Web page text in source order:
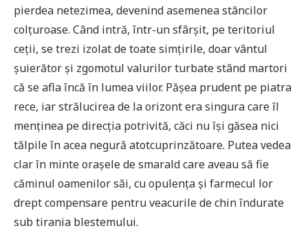
pierdea netezimea, devenind asemenea stâncilor
colțuroase. Când intră, într-un sfârșit, pe teritoriul
ceții, se trezi izolat de toate simțirile, doar vântul
șuierător și zgomotul valurilor turbate stând martori
că se afla încă în lumea viilor. Pășea prudent pe piatra
rece, iar strălucirea de la orizont era singura care îl
menținea pe direcția potrivită, căci nu își găsea nici
tălpile în acea negură atotcuprinzătoare. Putea vedea
clar în minte orașele de smarald care aveau să fie
căminul oamenilor săi, cu opulența și farmecul lor
drept compensare pentru veacurile de chin îndurate
sub tirania blestemului.